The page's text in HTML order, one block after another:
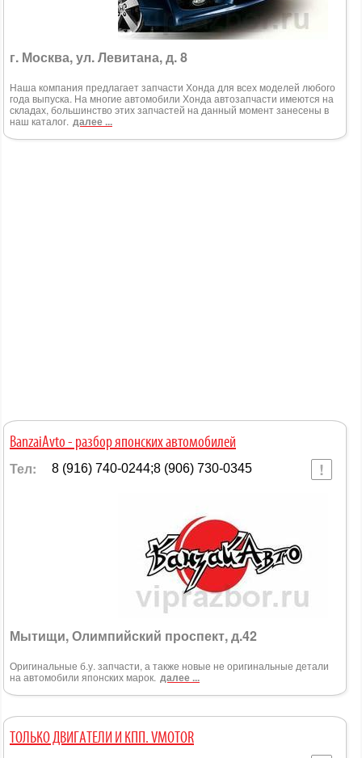
г. Москва, ул. Левитана, д. 8
Наша компания предлагает запчасти Хонда для всех моделей любого
года выпуска. На многие автомобили Хонда автозапчасти имеются на
складах, большинство этих запчастей на данный момент занесены в
наш каталог. далее ...
BanzaiAvto - разбор японских автомобилей
Тел: 8 (916) 740-0244;8 (906) 730-0345
Мытищи, Олимпийский проспект, д.42
Оригинальные б.у. запчасти, а также новые не оригинальные детали
на автомобили японских марок. далее ...
ТОЛЬКО ДВИГАТЕЛИ И КПП. VMOTOR